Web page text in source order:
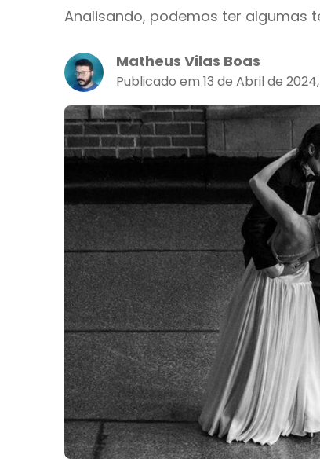
Analisando, podemos ter algumas
Matheus Vilas Boas
Publicado em 13 de Abril de